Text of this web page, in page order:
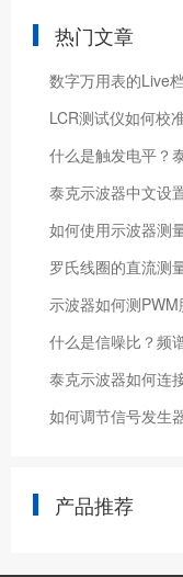
热门文章
数字万用表的Live
LCR测试仪如何校
什么是触发电平？
泰克示波器中文设
如何使用示波器测
罗氏线圈的直流测
示波器如何测PWM
什么是信噪比？频
泰克示波器如何连
如何调节信号发生
产品推荐